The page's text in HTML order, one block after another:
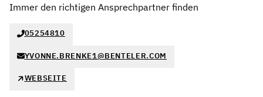
Immer den richtigen Ansprechpartner finden
05254810
YVONNE.BRENKE1@BENTELER.COM
WEBSEITE